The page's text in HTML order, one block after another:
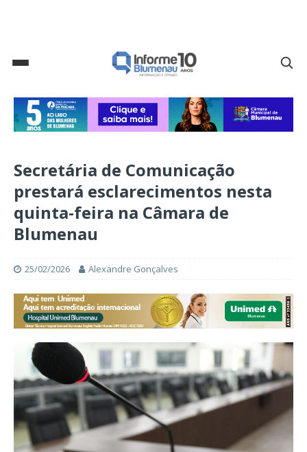
Secretária de Comunicação
prestará esclarecimentos nesta
quinta-feira na Câmara de
Blumenau
25/02/2026 Alexandre Gonçalves